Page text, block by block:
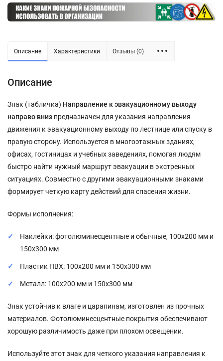
Описание Характеристики Отзывы (0)
Описание
Знак (табличка) Направление к эвакуационному выходу
направо вниз предназначен для указания направления
движения к эвакуационному выходу по лестнице или спуску в
правую сторону. Используется в многоэтажных зданиях,
офисах, гостиницах и учебных заведениях, помогая людям
быстро найти нужный маршрут эвакуации в экстренных
ситуациях. Совместно с другими эвакуационными знаками
формирует четкую карту действий для спасения жизни.
Формы исполнения:
Наклейки: фотолюминесцентные и обычные, 100x200 мм и
150x300 мм
Пластик ПВХ: 100x200 мм и 150x300 мм
Металл: 100x200 мм и 150x300 мм
Знак устойчив к влаге и царапинам, изготовлен из прочных
материалов. Фотолюминесцентные покрытия обеспечивают
хорошую различимость даже при плохом освещении.
Используйте этот знак для четкого указания направления к